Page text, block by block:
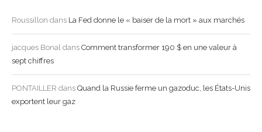
Roussillon dans La Fed donne le « baiser de la mort » aux marchés
jacques Bonal dans Comment transformer 190 $ en une valeur à
sept chiffres
PONTAILLER dans Quand la Russie ferme un gazoduc, les États-Unis
exportent leur gaz